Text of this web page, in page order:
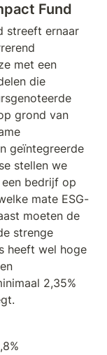
Fund
streeft ernaar
met een
die
grond van
geïntegreerde
stellen we
bedrijf op
mate ESG-
moeten de
strenge
heeft wel hoge
2,35%